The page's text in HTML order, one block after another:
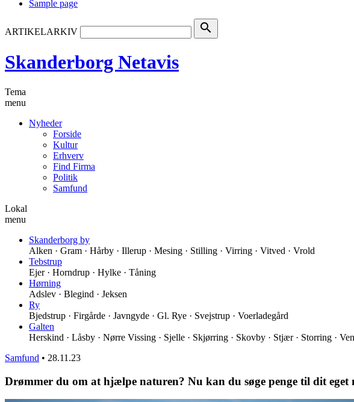
Sample page
ARTIKELARKIV search
Skanderborg Netavis
Tema
menu
Nyheder
Forside
Kultur
Erhverv
Find Firma
Politik
Samfund
Lokal
menu
Skanderborg by
Alken · Gram · Hårby · Illerup · Mesing · Stilling · Virring · Vitved · Vrold
Tebstrup
Ejer · Horndrup · Hylke · Tåning
Hørning
Adslev · Blegind · Jeksen
Ry
Bjedstrup · Firgårde · Javngyde · Gl. Rye · Svejstrup · Voerladegård
Galten
Herskind · Låsby · Nørre Vissing · Sjelle · Skjørring · Skovby · Stjær · Storring ·
Samfund • 28.11.23
Drømmer du om at hjælpe naturen? Nu kan du søge penge til dit